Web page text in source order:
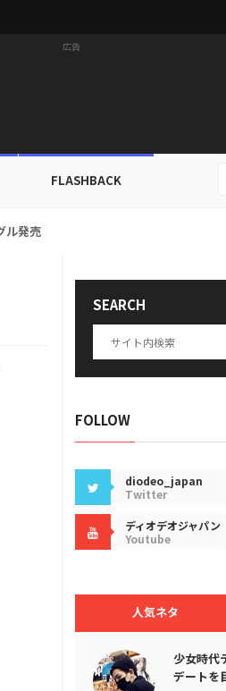
広告
FLASHBACK
SEARCH
FOLLOW
diodeo_japan
Twitter
ディオデオジャパン
Youtube
人気ネタ
少女時代
デートを